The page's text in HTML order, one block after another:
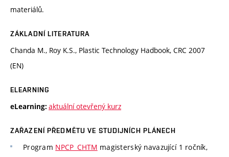
materiálů.
ZÁKLADNÍ LITERATURA
Chanda M., Roy K.S., Plastic Technology Hadbook, CRC 2007
(EN)
ELEARNING
eLearning: aktuální otevřený kurz
ZAŘAZENÍ PŘEDMĚTU VE STUDIJNÍCH PLÁNECH
Program NPCP_CHTM magisterský navazující 1 ročník,